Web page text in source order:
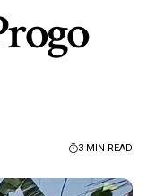
3 MIN READ